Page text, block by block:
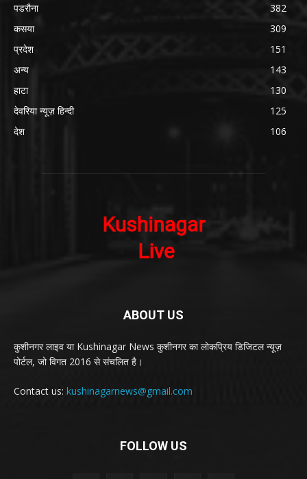
पडरौना
382
कसया
309
प्रदेश
151
अन्य
143
हाटा
130
देवरिया न्यूज़ हिन्दी
125
देश
106
ABOUT US
कुशीनगर लाइव या Kushinagar News कुशीनगर का लोकप्रिय डिजिटल न्यूज़
पोर्टल, जो विगत 2016 से संचलित है।
Contact us: kushinagarnews@gmail.com
FOLLOW US